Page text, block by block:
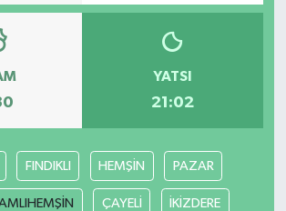
YATSI
21:02
FINDIKLI HEMŞİN PAZAR
ÇAYELİ İKİZDERE